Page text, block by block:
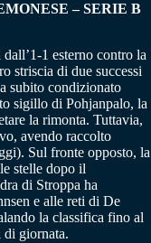
–SERIE B
1 esterno contro la
striscia di due successi
subito condizionato
sigillo di Pohjanpalo, la
la rimonta. Tuttavia,
avendo raccolto
Sul fronte opposto, la
stelle dopo il
di Stroppa ha
e alle reti di De
la classifica fino al
di giornata.